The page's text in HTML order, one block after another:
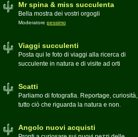
Mr spina & miss succulenta
Bella mostra dei vostri orgogli
Moderatore pessimo
Viaggi succulenti
Posta qui le foto di viaggi alla ricerca di
succulente in natura e di visite ad orti
Scatti
Parliamo di fotografia. Reportage, curiosità,
tutto ciò che riguarda la natura e non.
Angolo nuovi acquisti